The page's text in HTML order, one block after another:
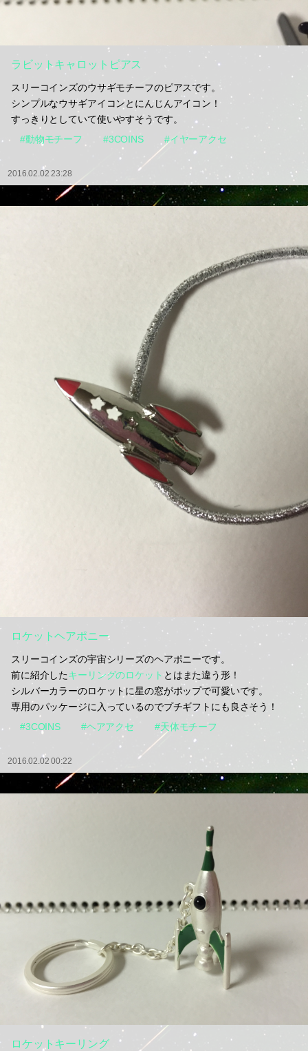
ラビットキャロットピアス
スリーコインズのウサギモチーフのピアスです。
シンプルなウサギアイコンとにんじんアイコン！
すっきりとしていて使いやすそうです。
#動物モチーフ
#3COINS #イヤーアクセ
2016.02.02 23:28
ロケットヘアポニー
スリーコインズの宇宙シリーズのヘアポニーです。
前に紹介したキーリングのロケット とはまた違う形！
シルバーカラーのロケットに星の窓がポップで可愛いです。
専用のパッケージに入っているのでプチギフトにも良さそう！
#3COINS
#ヘアアクセ #天体モチーフ
2016.02.02 00:22
ロケットキーリング